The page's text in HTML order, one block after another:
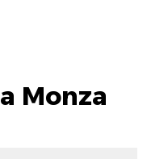
Monza